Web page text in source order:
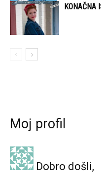
KONAČNA
Moj profil
Dobro došli,